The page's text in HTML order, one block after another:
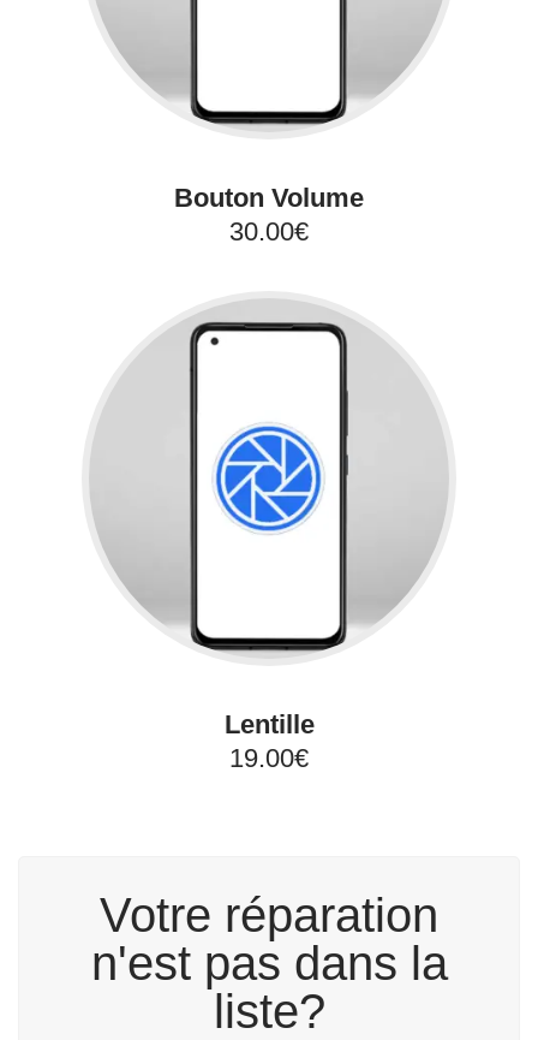
Bouton Volume
30.00€
Lentille
19.00€
Votre réparation
n'est pas dans la
liste?